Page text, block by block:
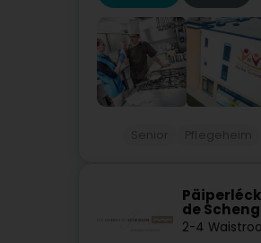
de
2-4